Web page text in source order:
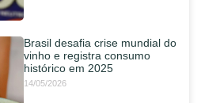
Brasil desafia crise mundial do
vinho e registra consumo
histórico em 2025
14/05/2026